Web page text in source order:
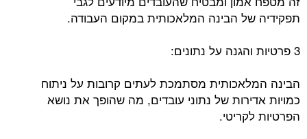
תפקידיה של הבינה המלאכותית במקום העבודה.
3 פרטיות והגנה על נתונים:
הבינה המלאכותית מסתמכת לעתים קרובות על ניתוח
כמויות אדירות של נתוני עובדים, מה שהופך את נושא
הפרטיות לקריטי.